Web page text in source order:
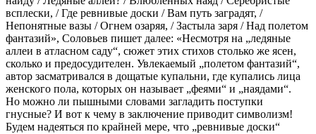
всплески, / Где ревнивые доски / Вам путь заградят, /
Непонятные вазы / Огнем озаряя, / Застыла заря / Над полетом
фантазий», Соловьев пишет далее: «Несмотря на „ледяные
аллеи в атласном саду“, сюжет этих стихов столько же ясен,
сколько и предосудителен. Увлекаемый „полетом фантазий“,
автор засматривался в дощатые купальни, где купались лица
женского пола, которых он называет „феями“ и „наядами“.
Но можно ли пышными словами загладить поступки
гнусные? И вот к чему в заключение приводит символизм!
Будем надеяться по крайней мере, что „ревнивые доски“